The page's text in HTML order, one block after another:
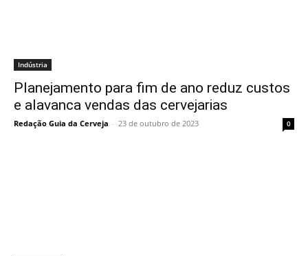
Indústria
Planejamento para fim de ano reduz custos
e alavanca vendas das cervejarias
Redação Guia da Cerveja - 23 de outubro de 2023 0